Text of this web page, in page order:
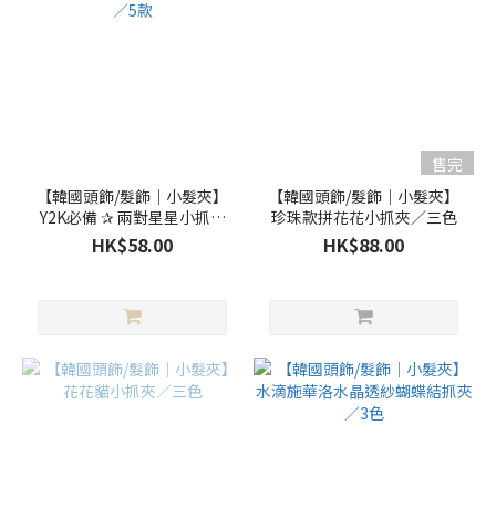
【韓國頭飾/髮飾｜小髮夾】
Y2K必備 ✰ 兩對星星小抓夾
套裝／5款
HK$58.00
售完
【韓國頭飾/髮飾｜小髮夾】
珍珠款拼花花小抓夾／三色
HK$88.00